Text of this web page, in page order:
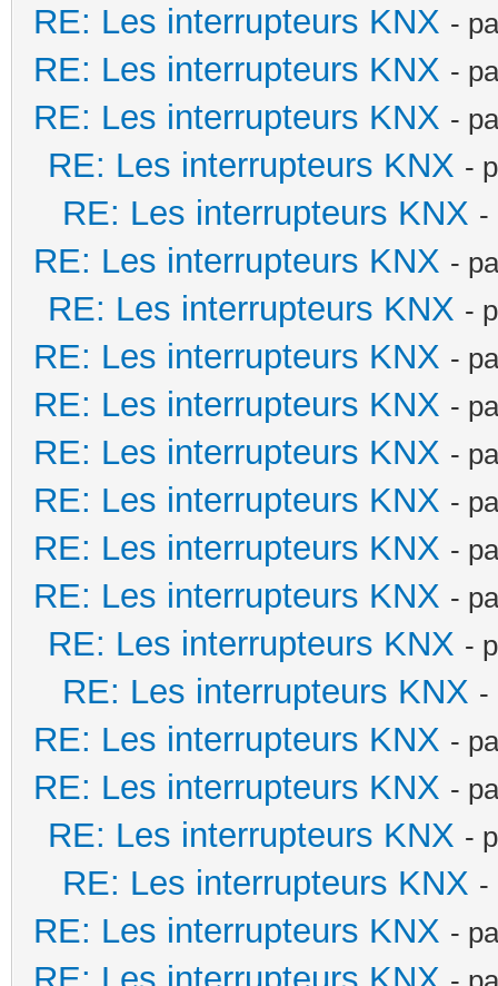
RE: Les interrupteurs KNX -
RE: Les interrupteurs KNX -
RE: Les interrupteurs KNX -
RE: Les interrupteurs KNX -
RE: Les interrupteurs KNX -
RE: Les interrupteurs KNX -
RE: Les interrupteurs KNX -
RE: Les interrupteurs KNX -
RE: Les interrupteurs KNX -
RE: Les interrupteurs KNX -
RE: Les interrupteurs KNX -
RE: Les interrupteurs KNX -
RE: Les interrupteurs KNX -
RE: Les interrupteurs KNX -
RE: Les interrupteurs KNX -
RE: Les interrupteurs KNX -
RE: Les interrupteurs KNX -
RE: Les interrupteurs KNX -
RE: Les interrupteurs KNX -
RE: Les interrupteurs KNX -